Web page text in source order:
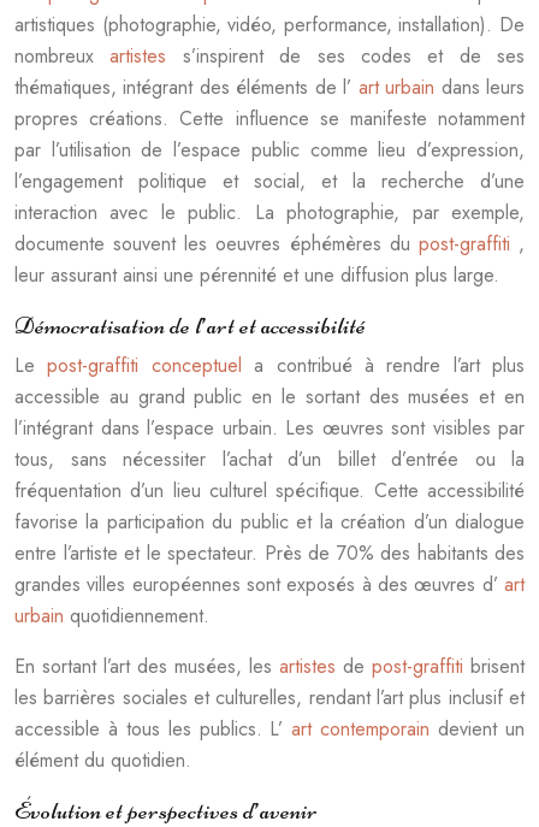
artistiques (photographie, vidéo, performance, installation). De
nombreuxartistes s’inspirent de ses codes et de ses
thématiques, intégrant des éléments de l’ art urbain dans leurs
propres créations. Cette influence se manifeste notamment
par l’utilisation de l’espace public comme lieu d’expression,
l’engagement politique et social, et la recherche d’une
interaction avec le public. La photographie, par exemple,
documente souvent les oeuvres éphémères du post-graffiti ,
leur assurant ainsi une pérennité et une diffusion plus large.
Démocratisation de l’art et accessibilité
Lepost-graffiti conceptuela contribué à rendre l’art plus
accessible au grand public en le sortant des musées et en
l’intégrant dans l’espace urbain. Les œuvres sont visibles par
tous, sans nécessiter l’achat d’un billet d’entrée ou la
fréquentation d’un lieu culturel spécifique. Cette accessibilité
favorise la participation du public et la création d’un dialogue
entre l’artiste et le spectateur. Près de 70% des habitants des
grandes villes européennes sont exposés à des œuvres d’ art
urbain quotidiennement.
En sortant l’art des musées, les artistes de post-graffiti brisent
les barrières sociales et culturelles, rendant l’art plus inclusif et
accessible à tous les publics. L’art contemporaindevient un
élément du quotidien.
Évolution et perspectives d’avenir